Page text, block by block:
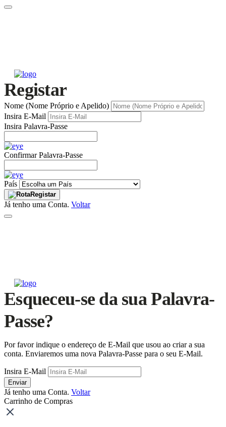
Registar
Nome (Nome Próprio e Apelido)
Insira E-Mail
Insira Palavra-Passe
Confirmar Palavra-Passe
País
Registar
Já tenho uma Conta. Voltar
Esqueceu-se da sua Palavra-
Passe?
Por favor indique o endereço de E-Mail que usou ao criar a sua
conta. Enviaremos uma nova Palavra-Passe para o seu E-Mail.
Insira E-Mail
Enviar
Já tenho uma Conta. Voltar
Carrinho de Compras